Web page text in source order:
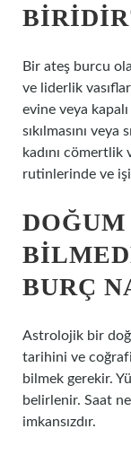
Bir ateş burcu
ve liderlik
evine veya
sıkılmasını veya
kadını cömertlik
rutinlerinde ve
BURÇ
Astrolojik bir
tarihini ve
bilmek gerekir.
belirlenir. Saat
imkansızdır.